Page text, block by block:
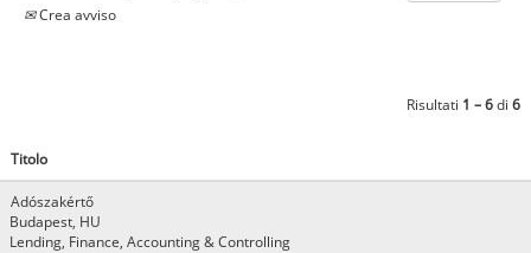
Crea avviso
Risultati 1 – 6di 6
Titolo
Adószakértő
Budapest, HU
Lending, Finance, Accounting & Controlling